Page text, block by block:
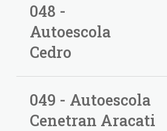
048 -
Autoescola
Cedro
049 - Autoescola
Cenetran Aracati